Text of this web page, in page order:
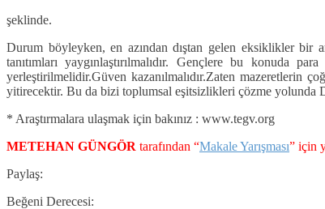
şeklinde.
Durum böyleyken, en azından dıştan gelen eksiklikler bir
tanıtımları yaygınlaştırılmalıdır. Gençlere bu konuda
yerleştirilmelidir.Güven kazanılmalıdır.Zaten mazeretlerin
yitirecektir. Bu da bizi toplumsal eşitsizlikleri çözme yolunda
* Araştırmalara ulaşmak için bakınız : www.tegv.org
METEHAN GÜNGÖR tarafından “Makale Yarışması” için
Paylaş:
Beğeni Derecesi: